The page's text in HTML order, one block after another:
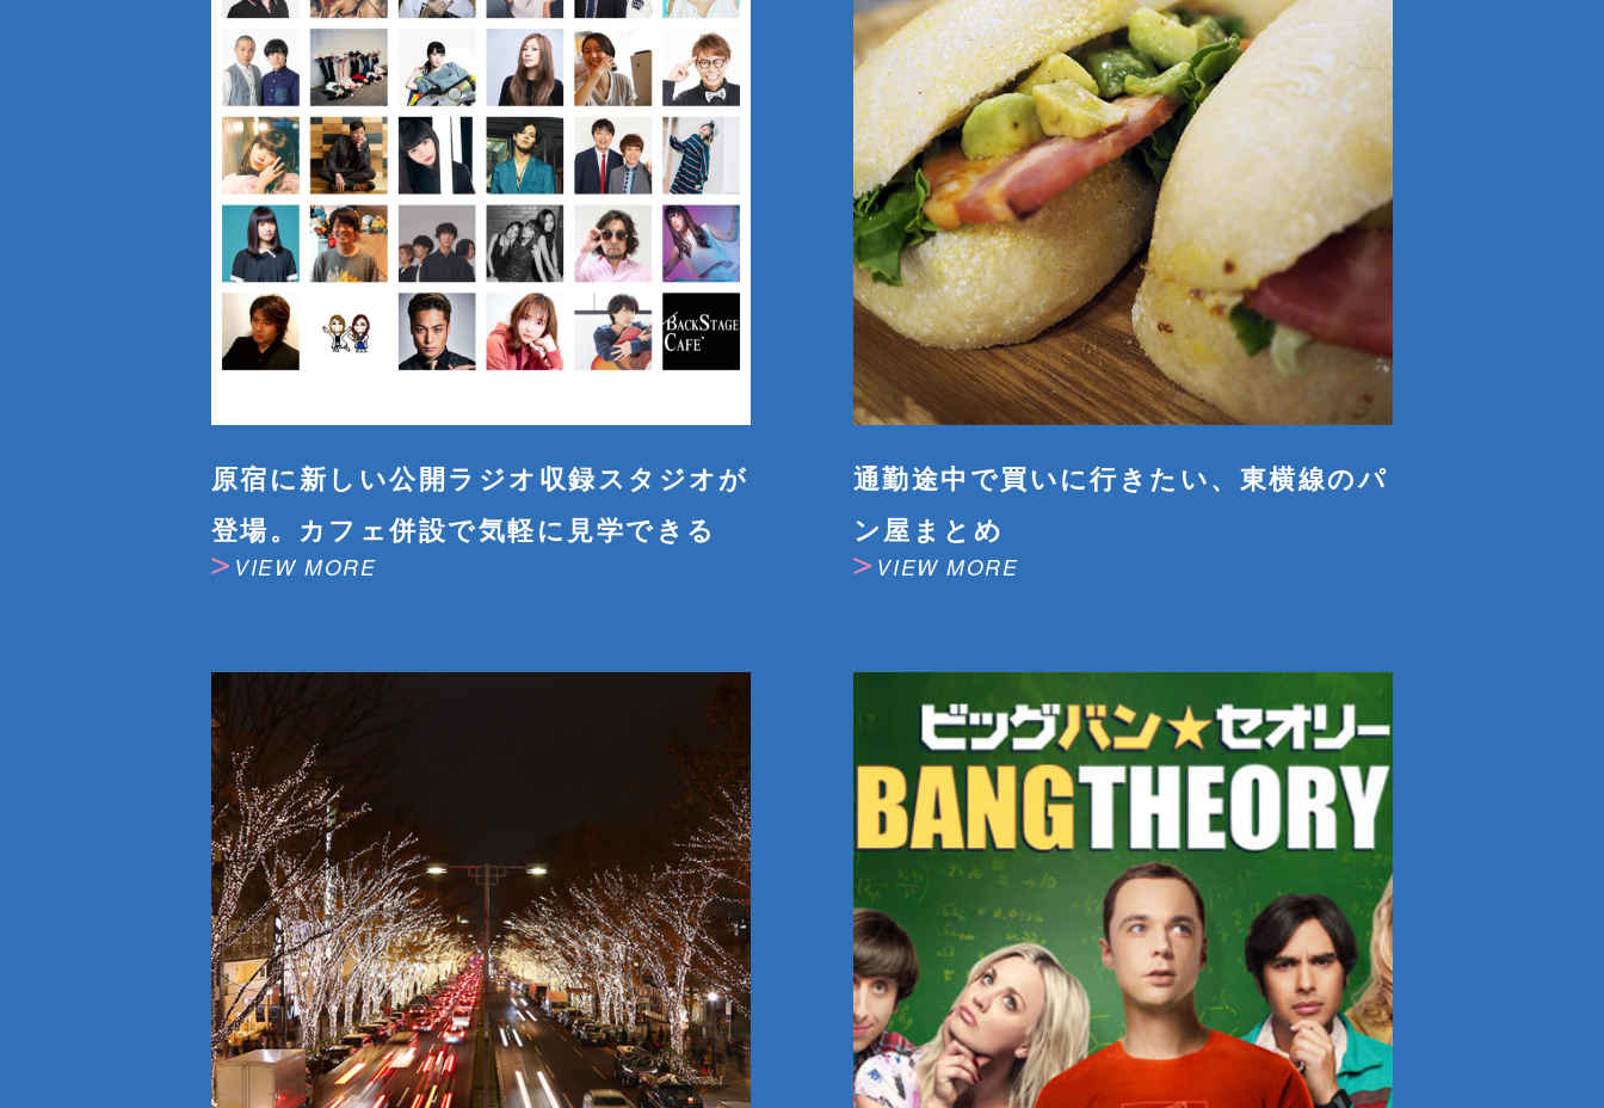
原宿に新しい公開ラジオ収録スタジオが
登場。カフェ併設で気軽に見学できる
VIEW MORE
通勤途中で買いに行きたい、東横線のパ
ン屋まとめ
VIEW MORE